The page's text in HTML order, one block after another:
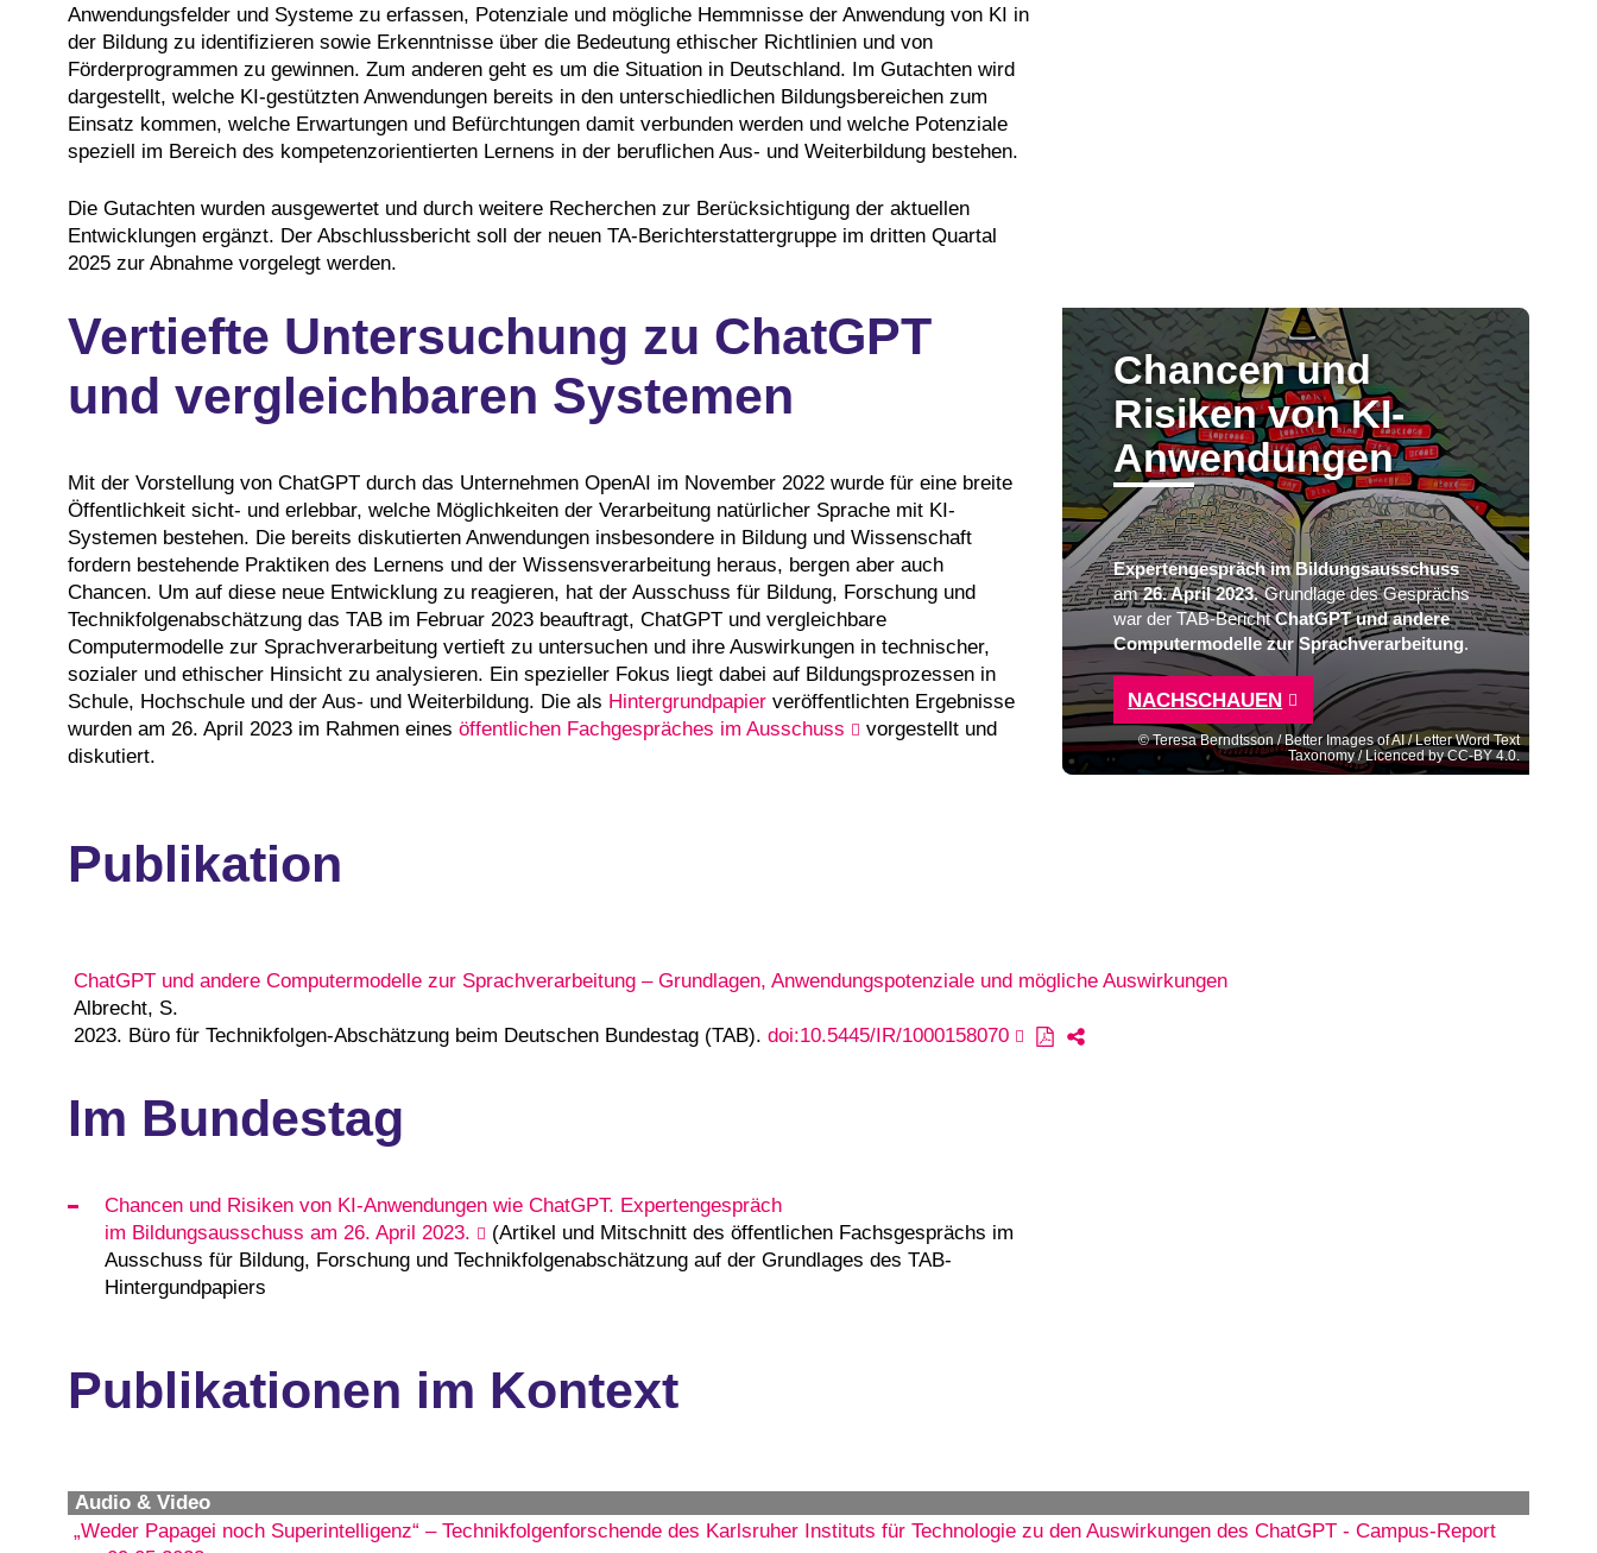
Anwendungsfelder und Systeme zu erfassen, Potenziale und mögliche Hemmnisse der Anwendung von KI in
der Bildung zu identifizieren sowie Erkenntnisse über die Bedeutung ethischer Richtlinien und von
Förderprogrammen zu gewinnen. Zum anderen geht es um die Situation in Deutschland. Im Gutachten wird
dargestellt, welche KI-gestützten Anwendungen bereits in den unterschiedlichen Bildungsbereichen zum
Einsatz kommen, welche Erwartungen und Befürchtungen damit verbunden werden und welche Potenziale
speziell im Bereich des kompetenzorientierten Lernens in der beruflichen Aus- und Weiterbildung bestehen.
Die Gutachten wurden ausgewertet und durch weitere Recherchen zur Berücksichtigung der aktuellen
Entwicklungen ergänzt. Der Abschlussbericht soll der neuen TA-Berichterstattergruppe im dritten Quartal
2025 zur Abnahme vorgelegt werden.
Vertiefte Untersuchung zu ChatGPT
und vergleichbaren Systemen
Mit der Vorstellung von ChatGPT durch das Unternehmen OpenAI im November 2022 wurde für eine breite
Öffentlichkeit sicht- und erlebbar, welche Möglichkeiten der Verarbeitung natürlicher Sprache mit KI-
Systemen bestehen. Die bereits diskutierten Anwendungen insbesondere in Bildung und Wissenschaft
fordern bestehende Praktiken des Lernens und der Wissensverarbeitung heraus, bergen aber auch
Chancen. Um auf diese neue Entwicklung zu reagieren, hat der Ausschuss für Bildung, Forschung und
Technikfolgenabschätzung das TAB im Februar 2023 beauftragt, ChatGPT und vergleichbare
Computermodelle zur Sprachverarbeitung vertieft zu untersuchen und ihre Auswirkungen in technischer,
sozialer und ethischer Hinsicht zu analysieren. Ein spezieller Fokus liegt dabei auf Bildungsprozessen in
Schule, Hochschule und der Aus- und Weiterbildung. Die als Hintergrundpapier veröffentlichten Ergebnisse
wurden am 26. April 2023 im Rahmen eines öffentlichen Fachgespräches im Ausschuss
vorgestellt und
diskutiert.
Teresa Berndtsson / Better Images of AI / Letter Word Text
Taxonomy / Licenced by CC-BY 4.0.
Chancen und
Risiken von KI-
Anwendungen
Expertengespräch im Bildungsausschuss
am26. April 2023.Grundlage des Gesprächs
war der TAB-BerichtChatGPT und andere
Computermodelle zur Sprachverarbeitung.
NACHSCHAUEN
Publikation
ChatGPT und andere Computermodelle zur Sprachverarbeitung – Grundlagen, Anwendungspotenziale und mögliche Auswirkungen
Albrecht, S.
2023. Büro für Technikfolgen-Abschätzung beim Deutschen Bundestag (TAB). doi:10.5445/IR/1000158070
Im Bundestag
Chancen und Risiken von KI-Anwendungen wie ChatGPT. Expertengespräch
im Bildungsausschuss am 26. April 2023.
(Artikel und Mitschnitt des öffentlichen Fachsgesprächs im
Ausschuss für Bildung, Forschung und Technikfolgenabschätzung auf der Grundlages des TAB-
Hintergundpapiers
Publikationen im Kontext
Audio & Video
„Weder Papagei noch Superintelligenz“ – Technikfolgenforschende des Karlsruher Instituts für Technologie zu den Auswirkungen des ChatGPT - Campus-Report